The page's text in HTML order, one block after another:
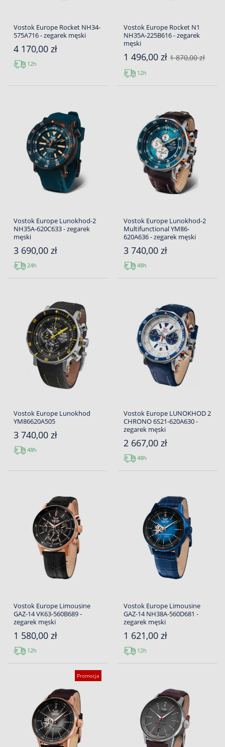
Vostok Europe Rocket NH34-
575A716 - zegarek męski
4 170,00 zł
12h
Vostok Europe Rocket N1
NH35A-225B616 - zegarek
męski
1 496,00 zł 1 870,00 zł
12h
Vostok Europe Lunokhod-2
NH35A-620C633 - zegarek
męski
3 690,00 zł
24h
Vostok Europe Lunokhod-2
Multifunctional YM86-
620A636 - zegarek męski
3 740,00 zł
48h
Vostok Europe Lunokhod
YM86620A505
3 740,00 zł
48h
Vostok Europe LUNOKHOD 2
CHRONO 6S21-620A630 -
zegarek męski
2 667,00 zł
48h
Vostok Europe Limousine
GAZ-14 VK63-560B689 -
zegarek męski
1 580,00 zł
12h
Vostok Europe Limousine
GAZ-14 NH38A-560D681 -
zegarek męski
1 621,00 zł
12h
Promocja